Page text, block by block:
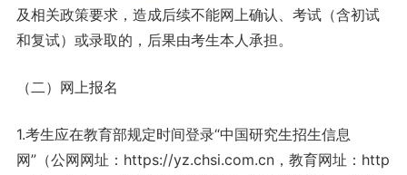
及相关政策要求，造成后续不能网上确认、考试（含初试
和复试）或录取的，后果由考生本人承担。
（二）网上报名
1.考生应在教育部规定时间登录“中国研究生招生信息
网”（公网网址：https://yz.chsi.com.cn，教育网址：http